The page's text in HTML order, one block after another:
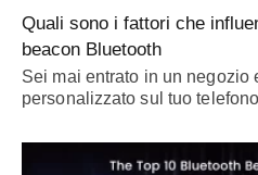
Quali sono i fattori che
beacon Bluetooth
Sei mai entrato in un negozio
personalizzato sul tuo